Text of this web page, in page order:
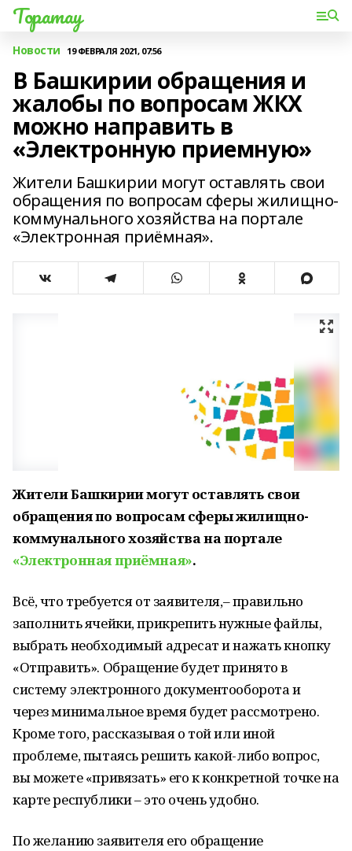
Торатау
Новости 19 ФЕВРАЛЯ 2021, 07:56
В Башкирии обращения и
жалобы по вопросам ЖКХ
можно направить в
«Электронную приемную»
Жители Башкирии могут оставлять свои
обращения по вопросам сферы жилищно-
коммунального хозяйства на портале
«Электронная приёмная».
Жители Башкирии могут оставлять свои
обращения по вопросам сферы жилищно-
коммунального хозяйства на портале
«Электронная приёмная».
Всё, что требуется от заявителя,– правильно
заполнить ячейки, прикрепить нужные файлы,
выбрать необходимый адресат и нажать кнопку
«Отправить». Обращение будет принято в
систему электронного документооборота и
через минимальное время будет рассмотрено.
Кроме того, рассказывая о той или иной
проблеме, пытаясь решить какой-либо вопрос,
вы можете «привязать» его к конкретной точке на
карте республики – это очень удобно.
По желанию заявителя его обращение